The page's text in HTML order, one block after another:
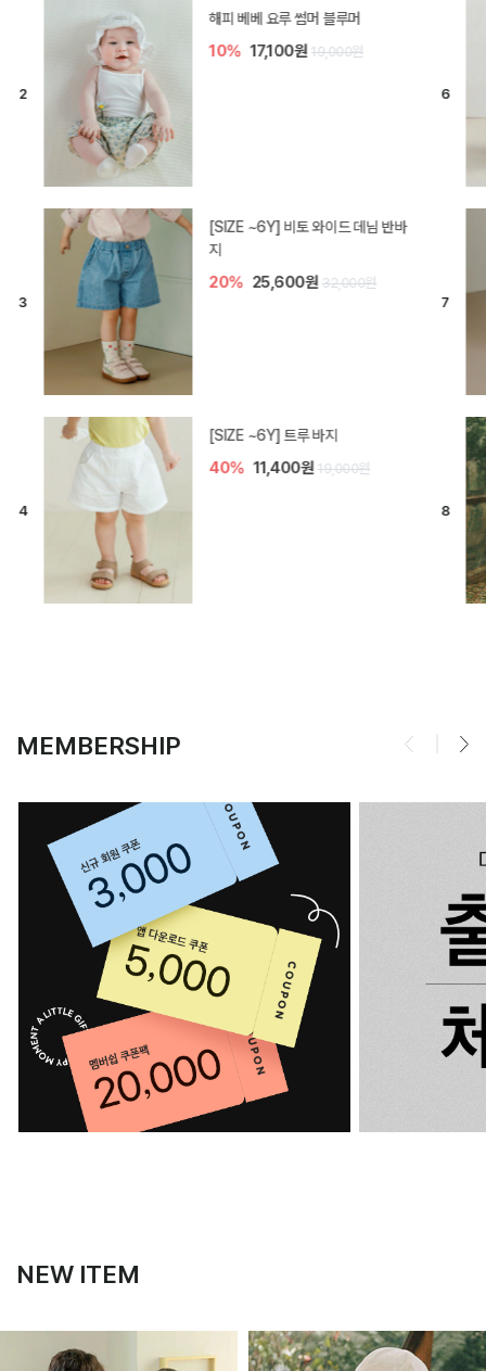
듀이 아기 바지
20% 15,200원 19,000원
[SIZE ~6Y] 라핀 카프리 팬츠
30%
엘로디 니트 아기 바지
30% 14,000원 20,000원
MEMBERSHIP
NEW ITEM